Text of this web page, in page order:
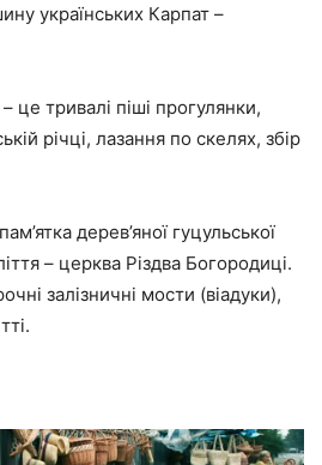
українських Карпат –
– це тривалі піші прогулянки,
річці, лазання по скелях, збір
дерев’яної гуцульської
– церква Різдва Богородиці.
залізничні мости (віадуки),